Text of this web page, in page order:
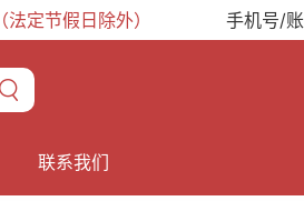
定节假日除外） 手机号/
联系我们